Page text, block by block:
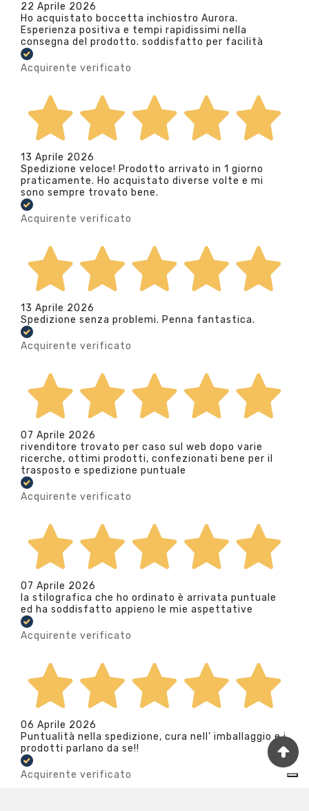
22 Aprile 2026
Ho acquistato boccetta inchiostro Aurora.
Esperienza positiva e tempi rapidissimi nella
consegna del prodotto. soddisfatto per facilità
Acquirente verificato
13 Aprile 2026
Spedizione veloce! Prodotto arrivato in 1 giorno
praticamente. Ho acquistato diverse volte e mi
sono sempre trovato bene.
Acquirente verificato
13 Aprile 2026
Spedizione senza problemi. Penna fantastica.
Acquirente verificato
07 Aprile 2026
rivenditore trovato per caso sul web dopo varie
ricerche, ottimi prodotti, confezionati bene per il
trasposto e spedizione puntuale
Acquirente verificato
07 Aprile 2026
la stilografica che ho ordinato è arrivata puntuale
ed ha soddisfatto appieno le mie aspettative
Acquirente verificato
06 Aprile 2026
Puntualità nella spedizione, cura nell’ imballaggio e i
prodotti parlano da se!!
Acquirente verificato